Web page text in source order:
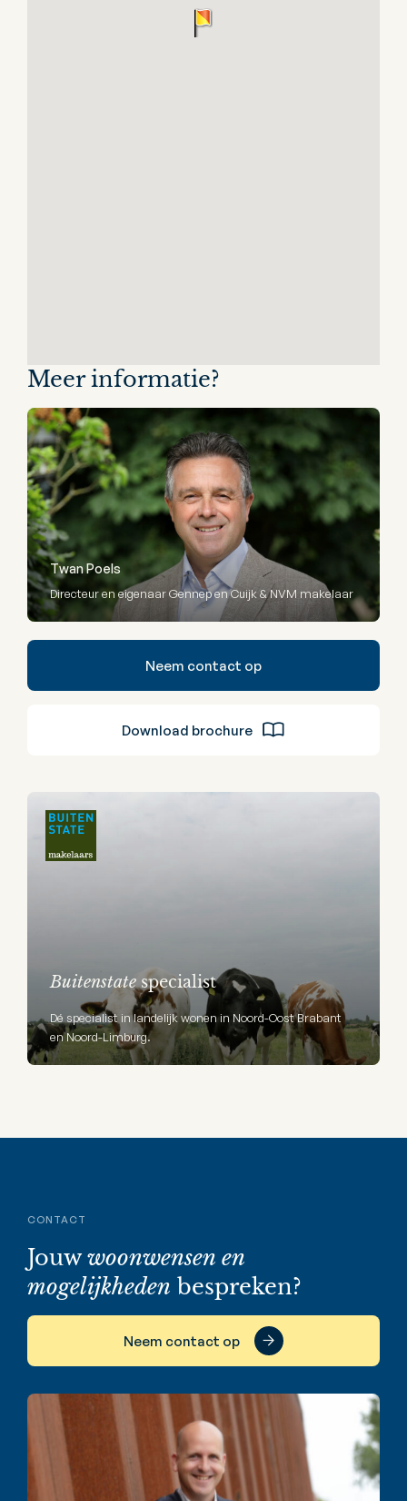
Meer informatie?
Twan Poels
Directeur en eigenaar Gennep en Cuijk & NVM makelaar
Neem contact op
Download brochure
Buitenstatespecialist
Dé specialist in landelijk wonen in Noord-Oost Brabant
en Noord-Limburg.
CONTACT
Jouwwoonwensen en
mogelijkheden bespreken?
Neem contact op